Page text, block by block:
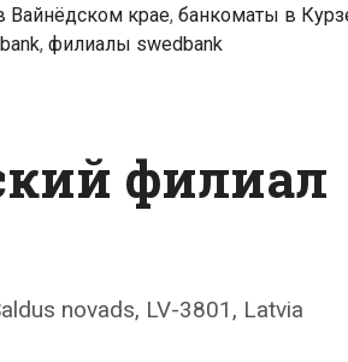
Вайнёдском крае, банкоматы в
, филиалы swedbank
филиал
novads, LV-3801, Latvia